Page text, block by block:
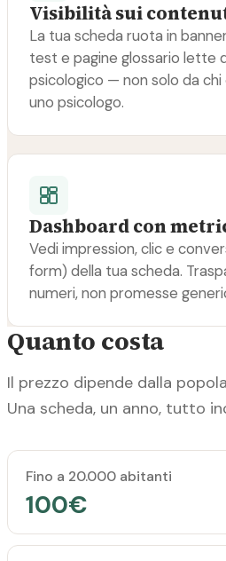
Visibilità sui
La tua scheda ruota in
test e pagine glossario lette
psicologico — non solo da
uno psicologo.
Dashboard con
Vedi impression, clic e
form) della tua scheda.
numeri, non promesse
Quanto costa
Il prezzo dipende dalla
Una scheda, un anno, tutto
Popolazione del comune
Fino a 20.000 abitanti
100€